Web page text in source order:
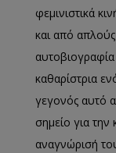
φεμινιστικά
και από
καθαρίστρια
γεγονός αυτό
σημείο για την
αναγνώρισή